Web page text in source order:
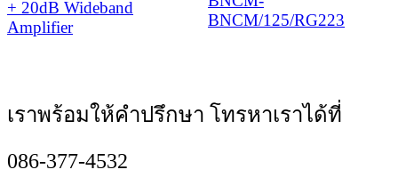
+ 20dB Wideband
Amplifier
BNCM/125/RG223
เราพร้อมให้คำปรึกษา โทรหาเราได้ที่
086-377-4532